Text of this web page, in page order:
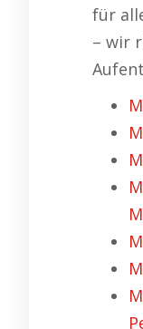
für
– wir